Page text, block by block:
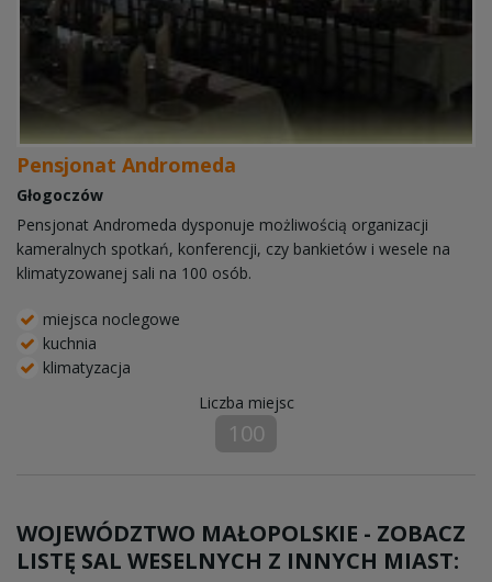
Pensjonat Andromeda
Głogoczów
Pensjonat Andromeda dysponuje możliwością organizacji
kameralnych spotkań, konferencji, czy bankietów i wesele na
klimatyzowanej sali na 100 osób.
miejsca noclegowe
kuchnia
klimatyzacja
Liczba miejsc
100
WOJEWÓDZTWO MAŁOPOLSKIE - ZOBACZ
LISTĘ SAL WESELNYCH Z INNYCH MIAST: